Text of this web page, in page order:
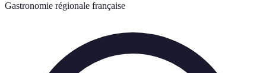
Gastronomie régionale française